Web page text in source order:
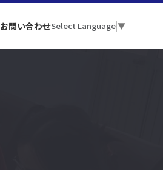
Select Language▼
お問い合わせ